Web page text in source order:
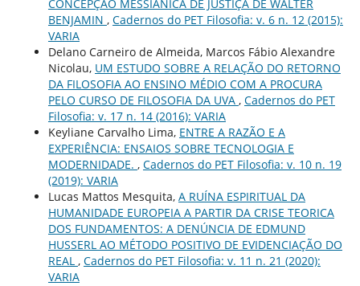
CONCEPÇÃO MESSIÂNICA DE JUSTIÇA DE WALTER
BENJAMIN , Cadernos do PET Filosofia: v. 6 n. 12 (2015):
VARIA
Delano Carneiro de Almeida, Marcos Fábio Alexandre
Nicolau, UM ESTUDO SOBRE A RELAÇÃO DO RETORNO
DA FILOSOFIA AO ENSINO MÉDIO COM A PROCURA
PELO CURSO DE FILOSOFIA DA UVA , Cadernos do PET
Filosofia: v. 17 n. 14 (2016): VARIA
Keyliane Carvalho Lima, ENTRE A RAZÃO E A
EXPERIÊNCIA: ENSAIOS SOBRE TECNOLOGIA E
MODERNIDADE. , Cadernos do PET Filosofia: v. 10 n. 19
(2019): VARIA
Lucas Mattos Mesquita, A RUÍNA ESPIRITUAL DA
HUMANIDADE EUROPEIA A PARTIR DA CRISE TEORICA
DOS FUNDAMENTOS: A DENÚNCIA DE EDMUND
HUSSERL AO MÉTODO POSITIVO DE EVIDENCIAÇÃO DO
REAL , Cadernos do PET Filosofia: v. 11 n. 21 (2020):
VARIA